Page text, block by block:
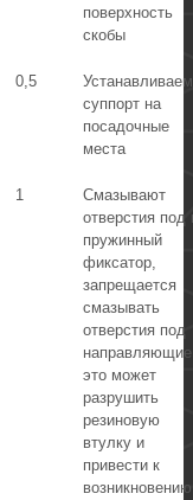
поверхность
скобы
0,5
Устанавливаем
суппорт на
посадочные
места
1
Смазывают
отверстия под
пружинный
фиксатор,
запрещается
смазывать
отверстия под
это может
разрушить
резиновую
втулку и
привести к
возникновению